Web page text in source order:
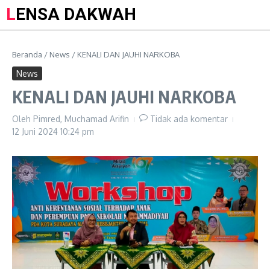
LENSA DAKWAH
Beranda / News / KENALI DAN JAUHI NARKOBA
News
KENALI DAN JAUHI NARKOBA
Oleh Pimred, Muchamad Arifin
Tidak ada komentar
12 Juni 2024 10:24 pm